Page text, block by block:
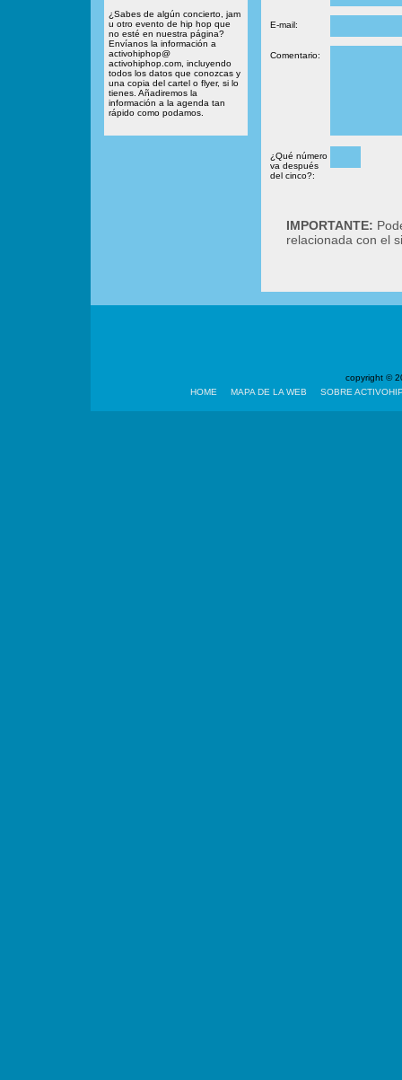
¿Sabes de algún concierto, jam
u otro evento de hip hop que
no esté en nuestra página?
Envíanos la información a
activohiphop@
activohiphop.com, incluyendo
todos los datos que conozcas y
una copia del cartel o flyer, si lo
tienes. Añadiremos la
información a la agenda tan
rápido como podamos.
E-mail:
Comentario:
¿Qué número
va después
del cinco?:
IMPORTANTE:
relacionada con el
copyright ©
HOME
MAPA DE LA WEB SOBRE